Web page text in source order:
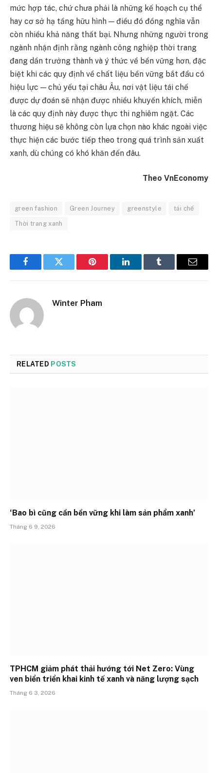
mức hợp tác, chứ chưa phải là những kế hoạch cụ thể
hay cơ sở hạ tầng hữu hình — điều đó đồng nghĩa vẫn
còn nhiều khả năng thất bại. Nhưng những người trong
ngành nhận định rằng ngành công nghiệp thời trang
đang dần trưởng thành và ý thức về bền vững hơn, đặc
biệt khi các quy định về chất liệu bền vững bắt đầu có
hiệu lực — chủ yếu tại châu Âu, nơi vật liệu tái chế
được dự đoán sẽ nhận được nhiều khuyến khích, miễn
là các quy định này được thực thi nghiêm ngặt. Các
thương hiệu sẽ không còn lựa chọn nào khác ngoài việc
thực hiện các bước tiếp theo trong quá trình sản xuất
xanh, dù chúng có khó khăn đến đâu.
Theo VnEconomy
green fashion Green Journey greenstyle tái chế
Thời trang xanh
FacebookTwitter Pinterest LinkedInTumblr Email
Winter Pham
RELATED POSTS
‘Bao bì cũng cần bền vững khi làm sản phẩm xanh’
Tháng 6 9, 2026
TPHCM giảm phát thải hướng tới Net Zero: Vùng
ven biển triển khai kinh tế xanh và năng lượng sạch
Tháng 6 3, 2026